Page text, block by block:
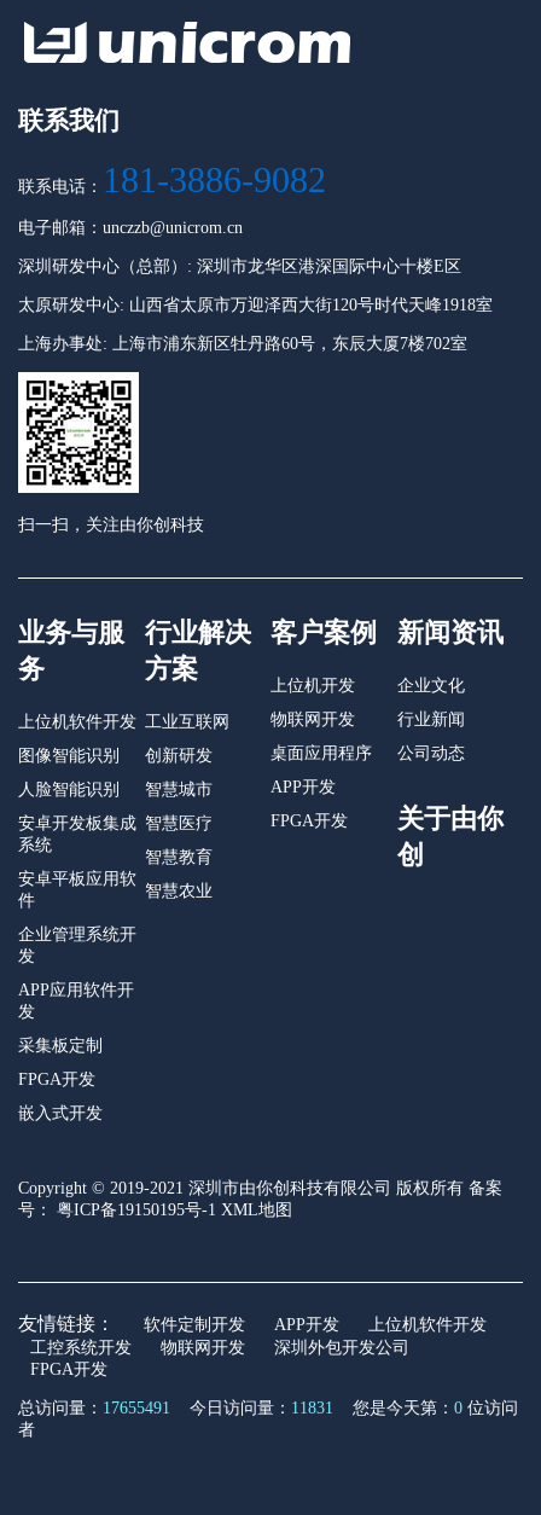
联系我们
联系电话： 181-3886-9082
电子邮箱：unczzb@unicrom.cn
深圳研发中心（总部）: 深圳市龙华区港深国际中心十楼E区
太原研发中心: 山西省太原市万迎泽西大街120号时代天峰1918室
上海办事处: 上海市浦东新区牡丹路60号，东辰大厦7楼702室
扫一扫，关注由你创科技
业务与服
务
上位机软件开发
图像智能识别
人脸智能识别
安卓开发板集成
系统
安卓平板应用软
件
企业管理系统开
发
APP应用软件开
发
采集板定制
FPGA开发
嵌入式开发
行业解决
方案
工业互联网
创新研发
智慧城市
智慧医疗
智慧教育
智慧农业
客户案例
上位机开发
物联网开发
桌面应用程序
APP开发
FPGA开发
新闻资讯
企业文化
行业新闻
公司动态
关于由你
创
Copyright © 2019-2021 深圳市由你创科技有限公司 版权所有 备案
号：
粤ICP备19150195号-1 XML地图
友情链接： 软件定制开发 APP开发
上位机软件开发
工控系统开发
物联网开发
深圳外包开发公司
FPGA开发
总访问量： 17655491 今日访问量： 11831 您是今天第： 0 位访问
者